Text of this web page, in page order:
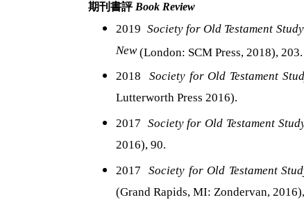
期刊書評 Book Review
2019 Society for Old Testament Study
New(London: SCM Press, 2018), 203.
2018 Society for Old Testament
Lutterworth Press 2016).
2017 Society for Old Testament
2016), 90.
2017 Society for Old Testament
(Grand Rapids, MI: Zondervan,